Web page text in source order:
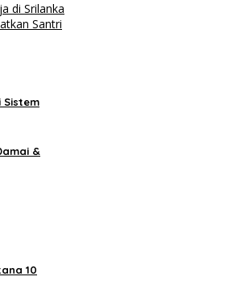
di Srilanka
Santri
Sistem
&
10